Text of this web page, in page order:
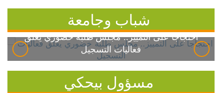
شباب وجامعة
احتجاجاً على التمييز.. مجلس طلبة خضوري يعلق
فعاليات التسجيل
مسؤول بيحكي